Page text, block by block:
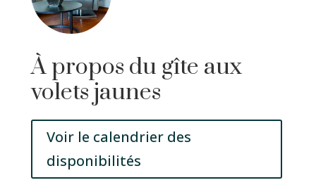
À propos du gîte aux
volets jaunes
Voir le calendrier des
disponibilités